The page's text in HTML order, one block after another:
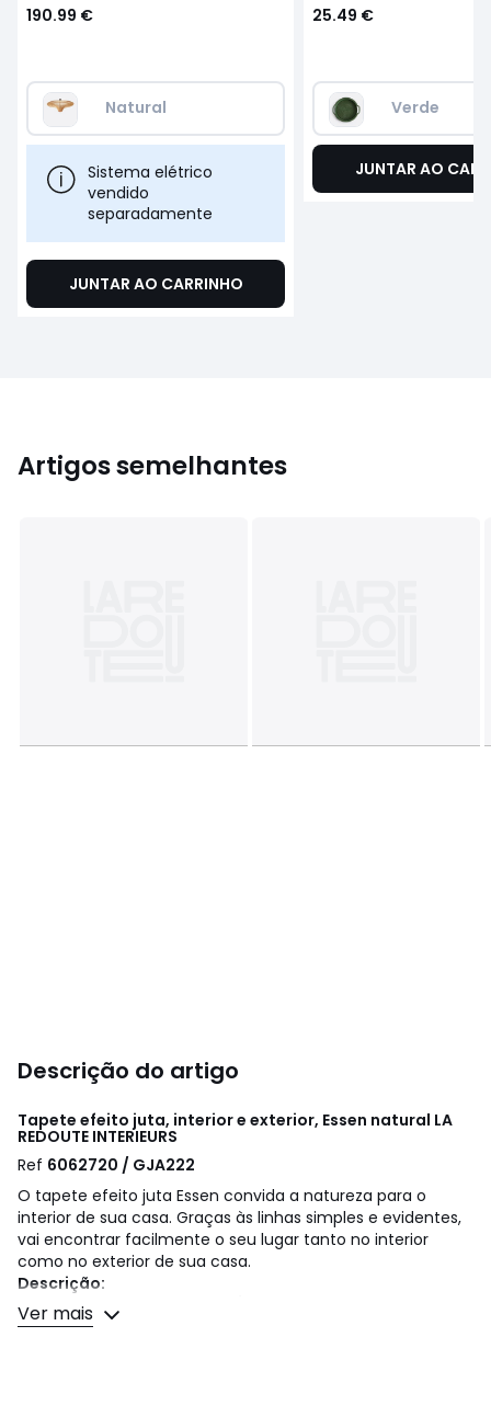
190.99 €
Natural
Sistema elétrico
vendido
separadamente
JUNTAR AO CARRINHO
25.49 €
Verde
JUNTAR AO
Artigos semelhantes
Descrição do artigo
Tapete efeito juta, interior e exterior, Essen natural LA
REDOUTE INTERIEURS
Ref 6062720 / GJA222
O tapete efeito juta Essen convida a natureza para o
interior de sua casa. Graças às linhas simples e evidentes,
vai encontrar facilmente o seu lugar tanto no interior
como no exterior de sua casa.
Descrição:
• 100% polipropileno, 2800 g/m2
• Tecelagem plana
Ver mais